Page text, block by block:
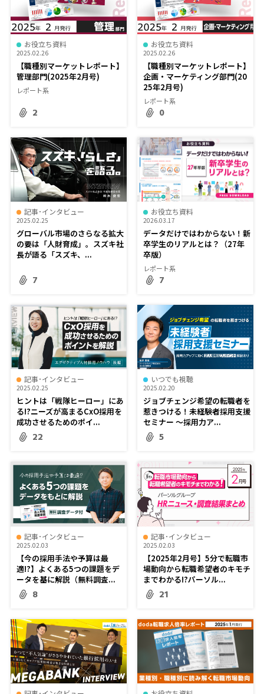
お役立ち資料
2025.02.26
【職種別マーケットレポート】
管理部門(2025年2月号)
レポート系
2
お役立ち資料
2025.02.26
【職種別マーケットレポート】
企画・マーケティング部門(20
25年2月号)
レポート系
0
記事･インタビュー
2025.02.25
グローバル市場のさらなる拡大
の要は「人財育成」。スズキ社
長が語る「スズキ、...
7
お役立ち資料
2026.03.17
データだけではわからない！新
卒学生のリアルとは？（27年
卒版）
レポート系
7
記事･インタビュー
2025.02.25
ヒントは「戦隊ヒーロー」にあ
る!?ニーズが高まるCxO採用を
成功させるためのポイ...
22
いつでも視聴
2025.02.20
ジョブチェンジ希望の転職者を
惹きつける！未経験者採用支援
セミナー ～採用力ア...
5
記事･インタビュー
2025.02.03
【今の採用手法や予算は最
適!?】よくある5つの課題をデ
ータを基に解説（無料調査...
8
記事･インタビュー
2025.02.03
【2025年2月号】5分で転職市
場動向から転職希望者のキモチ
までわかる!?パーソル...
21